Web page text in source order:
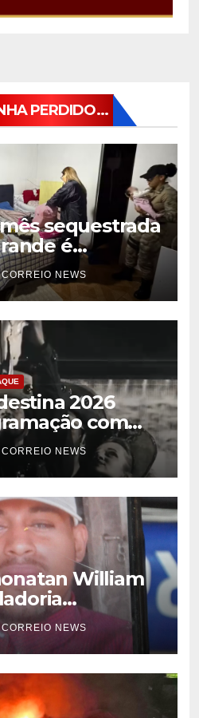
PERDIDO...
sequestrada
é
Paraguai
NEWS
2026
com
valorização da
do Sul
NEWS
William
será
feiraNEWS